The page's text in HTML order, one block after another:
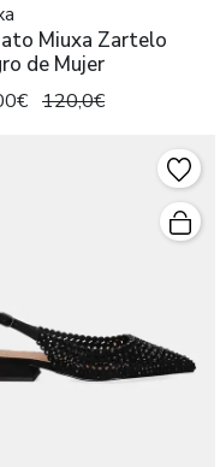
Miuxa Zartelo
de Mujer
120,0€